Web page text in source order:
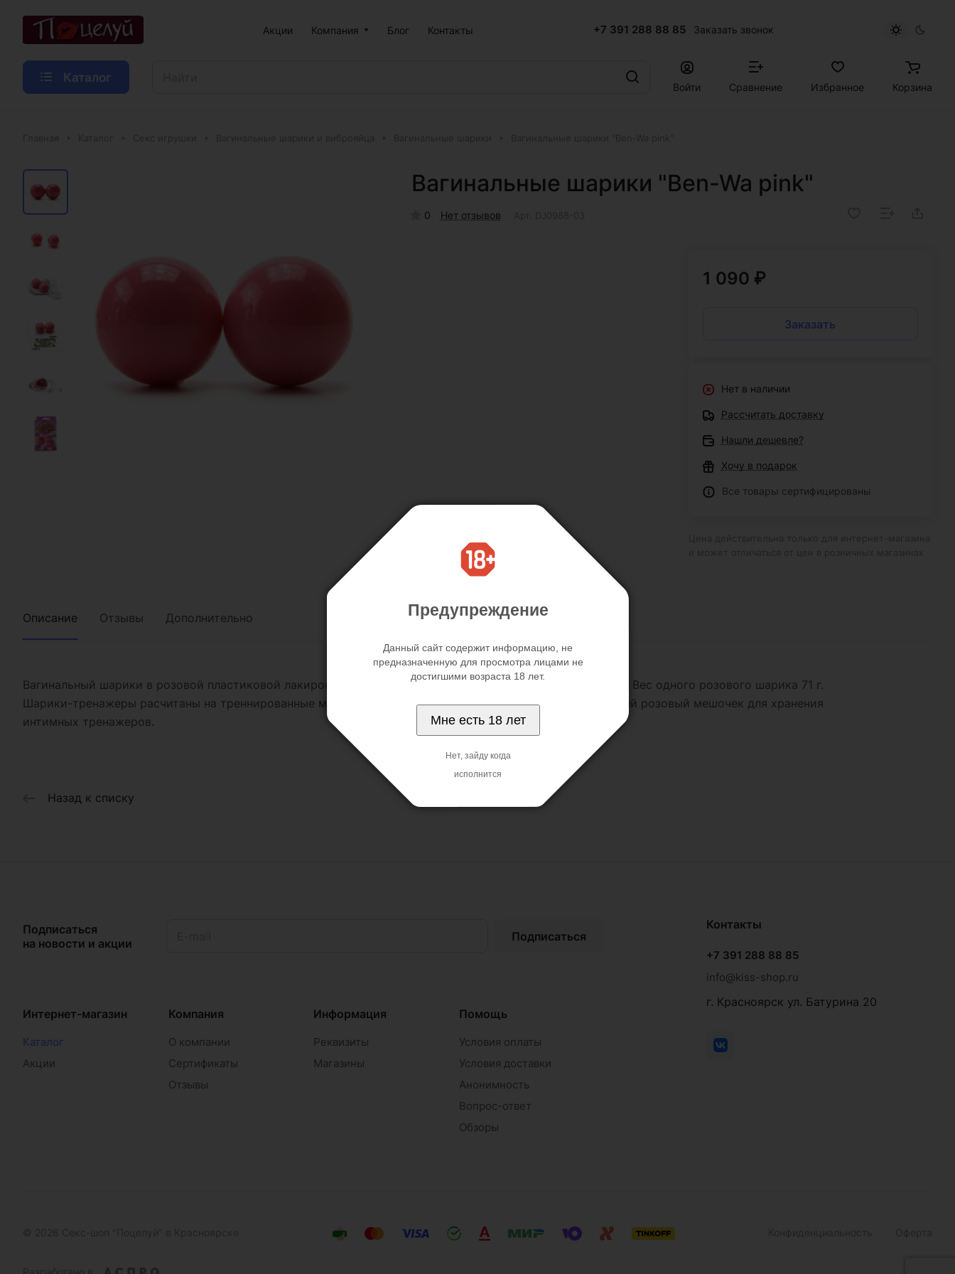
Акции Компания Блог Контакты +7 391 288 88 85 Заказать звонок
Каталог
Войти Сравнение Избранное Корзина
Вагинальные шарики "Ben-Wa pink"
0 Нет отзывов
1 090 ₽
Заказать
Нет в наличии
Рассчитать доставку
Нашли дешевле?
Хочу в подарок
Все товары сертифицированы
Описание Отзывы Дополнительно
Вагинальный шарики в розовой пластиковой лакированной оболочке. Шарики тяжелые, диаметром 3 см. Вес одного розового шарика 71 г.
Шарики-тренажеры расчитаны на треннированные мышцы влагалища. В комплекте с шариками бархатный розовый мешочек для хранения
интимных тренажеров.
Назад к списку
Подписаться
на новости и акции
Подписаться
Интернет-магазин
Каталог
Акции
Компания
О компании
Сертификаты
Отзывы
Информация
Реквизиты
Магазины
Помощь
Условия оплаты
Условия доставки
Анонимность
Вопрос-ответ
Обзоры
Контакты
+7 391 288 88 85
info@kiss-shop.ru
г. Красноярск ул. Батурина 20
Предупреждение
Данный сайт содержит информацию, не
предназначенную для просмотра лицами не
достигшими возраста 18 лет.
Мне есть 18 лет
Нет, зайду когда
исполнится